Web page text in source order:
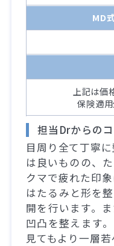
MD
上記は価
保険適用
担当Drからの
目周り全て丁寧
は良いものの、
クマで疲れた印
はたるみと形を
開を行います。
凹凸を整えます
見てもより一層